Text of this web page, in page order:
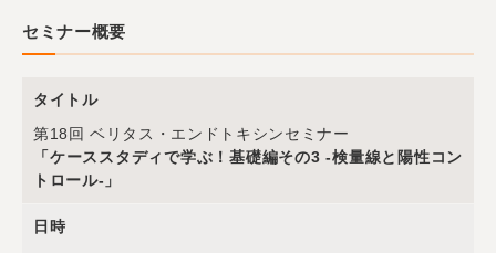
セミナー概要
タイトル
第18回 ベリタス・エンドトキシンセミナー
「ケーススタディで学ぶ！基礎編その3 -検量線と陽性コン
トロール-」
日時